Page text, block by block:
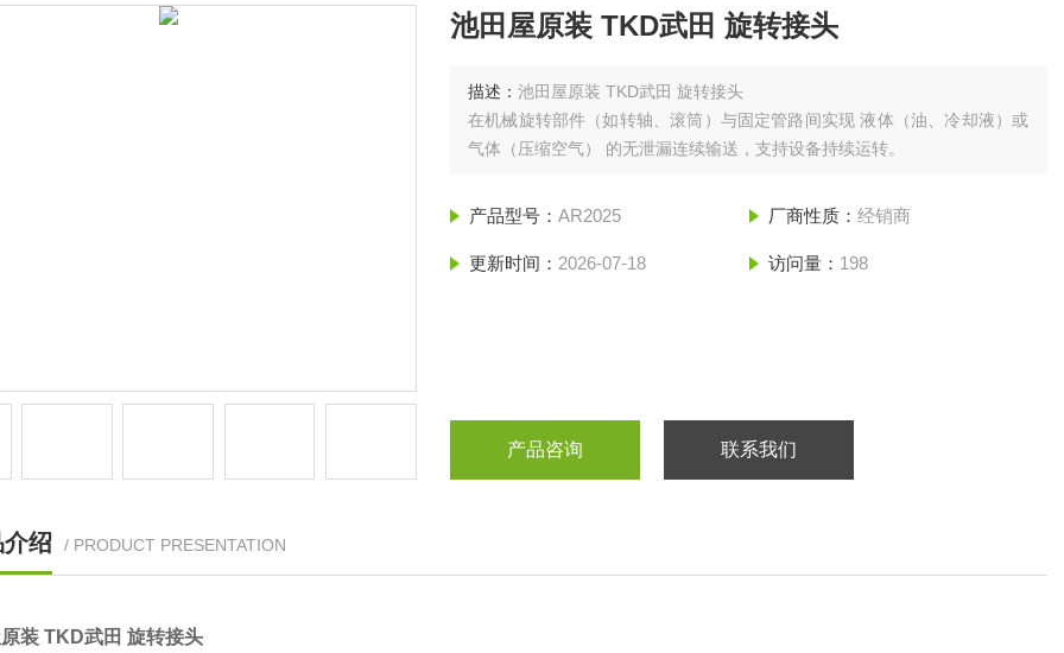
池田屋原装 TKD武田 旋转接头
描述：池田屋原装 TKD武田 旋转接头
在机械旋转部件（如转轴、滚筒）与固定管路间实现 ‌液体（油、冷却液）或
气体（压缩空气）‌ 的无泄漏连续输送，支持设备持续运转。
产品型号：AR2025 厂商性质： 经销商
更新时间： 2026-07-18 访问量： 198
产品咨询 联系我们
绍 / PRODUCT PRESENTATION
装 TKD武田 旋转接头